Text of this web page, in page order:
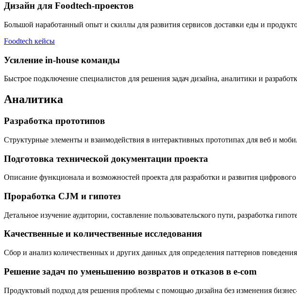
Дизайн для Foodtech-проектов
Большой наработанный опыт и скиллы для развития сервисов доставки еды и
Foodtech кейсы
Усиление in-house команды
Быстрое подключение специалистов для решения задач дизайна, аналитики и
Аналитика
Разработка прототипов
Структурные элементы и взаимодействия в интерактивных прототипах для веб и
Подготовка технической документации проекта
Описание функционала и возможностей проекта для разработки и развития цифрового
Проработка CJM и гипотез
Детальное изучение аудитории, составление пользовательского пути, разработка
Качественные и количественные исследования
Сбор и анализ количественных и других данных для определения паттернов поведения
Решение задач по уменьшению возвратов и отказов в e-com
Продуктовый подход для решения проблемы с помощью дизайна без изменения